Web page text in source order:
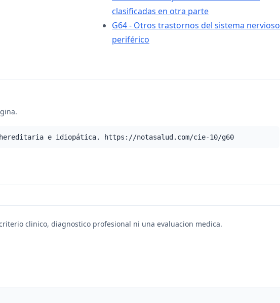
clasificadas en otra parte
G64 - Otros trastornos del sistema nervioso
periférico
hereditaria e idiopática. https://notasalud.com/cie-10/g60
clinico, diagnostico profesional ni una evaluacion medica.